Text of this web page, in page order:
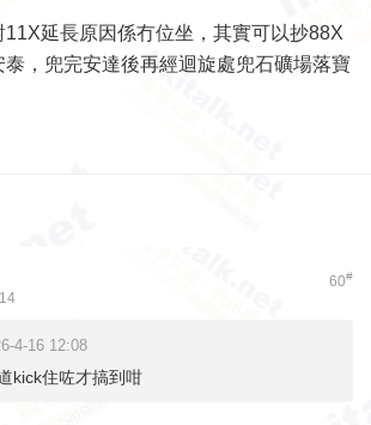
延長原因係冇位坐，其實可以抄88X
，兜完安達後再經迴旋處兜石礦場落寶
60#
4-16 12:08
kick住咗才搞到咁